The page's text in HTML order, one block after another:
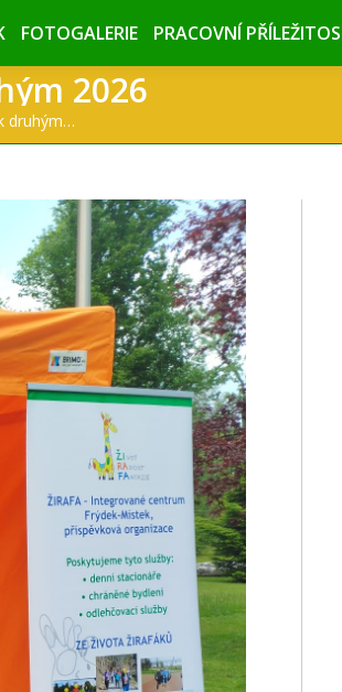
FOTOGALERIE PRACOVNÍ
2026
druhým…
FOTOGALERIE PRACOVNÍ